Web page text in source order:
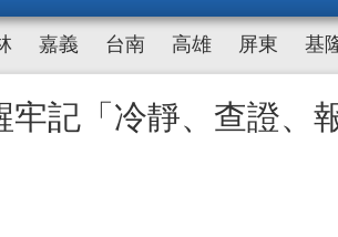
嘉義 台南 高雄 屏東 基
記「冷靜、查證、